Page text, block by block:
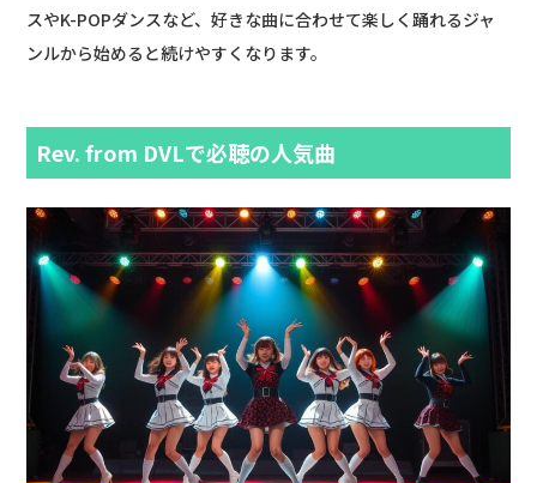
スやK-POPダンスなど、好きな曲に合わせて楽しく踊れるジャ
ンルから始めると続けやすくなります。
Rev. from DVLで必聴の人気曲